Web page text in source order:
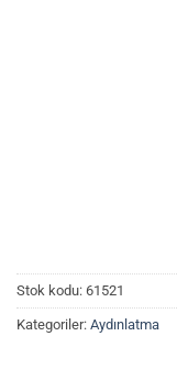
Stok kodu: 61521
Kategoriler: Aydınlatma